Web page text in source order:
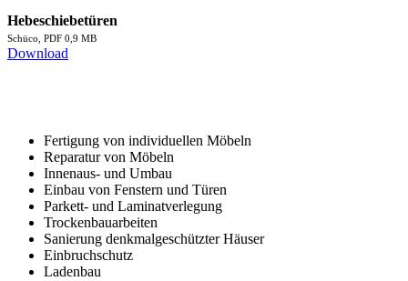
Hebeschiebetüren
Schüco, PDF 0,9 MB
Download
Fertigung von individuellen Möbeln
Reparatur von Möbeln
Innenaus- und Umbau
Einbau von Fenstern und Türen
Parkett- und Laminatverlegung
Trockenbauarbeiten
Sanierung denkmalgeschützter Häuser
Einbruchschutz
Ladenbau